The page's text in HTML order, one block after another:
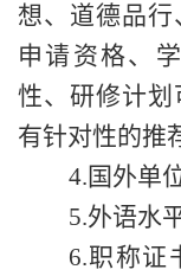
想、道德品行
申请资格、
性、研修计
有针对性的推
4.国外单
5.外语水
6.职称证